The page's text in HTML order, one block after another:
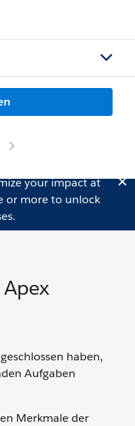
your impact at
or more to unlock
haben,
Aufgaben
Merkmale der